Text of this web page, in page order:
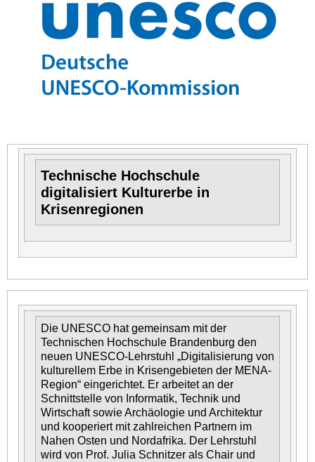
Technische Hochschule
digitalisiert Kulturerbe in
Krisenregionen
Die UNESCO hat gemeinsam mit der
Technischen Hochschule Brandenburg den
neuen UNESCO-Lehrstuhl „Digitalisierung von
kulturellem Erbe in Krisengebieten der MENA-
Region“ eingerichtet. Er arbeitet an der
Schnittstelle von Informatik, Technik und
Wirtschaft sowie Archäologie und Architektur
und kooperiert mit zahlreichen Partnern im
Nahen Osten und Nordafrika. Der Lehrstuhl
wird von Prof. Julia Schnitzer als Chair und